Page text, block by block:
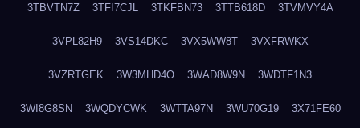
3TBVTN7Z 3TFI7CJL 3TKFBN73 3TTB618D 3TVMVY4A
3VPL82H9 3VS14DKC 3VX5WW8T 3VXFRWKX
3VZRTGEK 3W3MHD4O 3WAD8W9N 3WDTF1N3
3WI8G8SN 3WQDYCWK 3WTTA97N 3WU70G19 3X71FE60